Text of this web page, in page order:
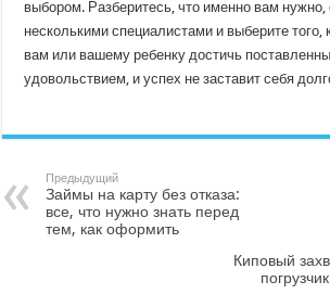
выбором. Разберитесь, что именно вам нужно,
несколькими специалистами и выберите того,
вам или вашему ребенку достичь
удовольствием, и успех не заставит себя
Предыдущий
Займы на карту без отказа:
все, что нужно знать перед
тем, как оформить
Киповый